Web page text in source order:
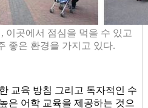
이곳에서 점심을 먹을 수 있고
좋은 환경을 가지고 있다.
교육 방침 그리고 독자적인 수
은 어학 교육을 제공하는 것으